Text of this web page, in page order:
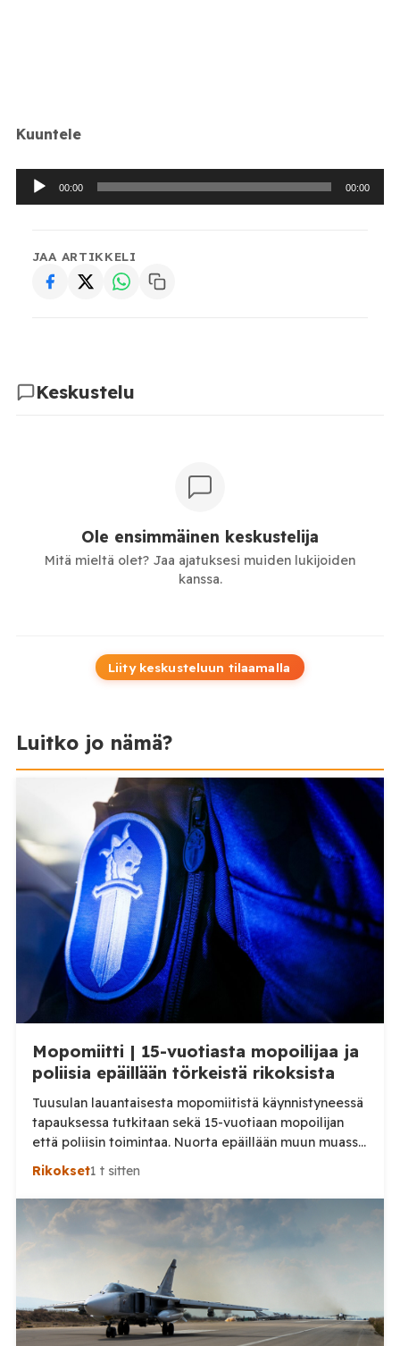
Kuuntele
Äänitoistin
00:00 00:00
JAA ARTIKKELI
Keskustelu
Ole ensimmäinen keskustelija
Mitä mieltä olet? Jaa ajatuksesi muiden lukijoiden
kanssa.
Liity keskusteluun tilaamalla
Luitko jo nämä?
Mopomiitti | 15-vuotiasta mopoilijaa ja
poliisia epäillään törkeistä rikoksista
Tuusulan lauantaisesta mopomiitistä käynnistyneessä
tapauksessa tutkitaan sekä 15-vuotiaan mopoilijan
että poliisin toimintaa. Nuorta epäillään muun muassa
törkeästä liikenneturvallisuuden vaarantamisesta.
puolestaan epäillään virkavelvollisuuden
rikkomisesta, törkeästä liikenneturvallisuuden
vaarantamisesta ja vammantuottamuksesta.
Tuusulassa lauantaina 8. elokuuta tapahtuneesta
mopoilijan pysäytystilanteesta on aloitettu kaksi
erillistä esitutkintaa. Poliisin mukaan mopomiitissä oli
paikalla kymmeniä nuoria. Alueella liikennevalvontaa
tehnyt poliisipartio […]
Rikokset1 t sitten